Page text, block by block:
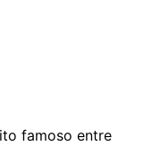
famoso entre